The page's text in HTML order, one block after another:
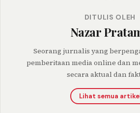
DITULIS OLEH
Nazar
Seorang jurnalis yang
pemberitaan media online dan
secara aktual dan
Lihat semua